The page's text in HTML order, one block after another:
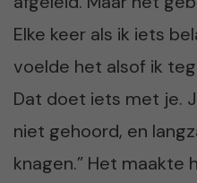
Elke keer als ik iets
voelde het alsof ik
Dat doet iets met je.
niet gehoord, en
knagen.” Het maakte